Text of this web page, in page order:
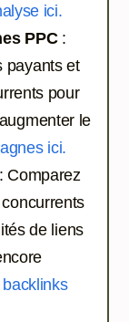
ici.
PPC:
payants et
pour
le
ici.
: Comparez
de liens